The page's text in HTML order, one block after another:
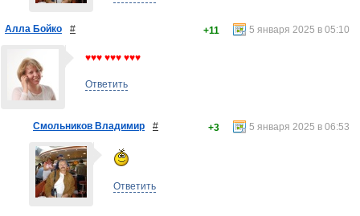
Алла Бойко # 5 января 2025 в 05:10
+11
♥♥♥ ♥♥♥ ♥♥♥
Ответить
Смольников Владимир # 5 января 2025 в 06:53
+3
Ответить